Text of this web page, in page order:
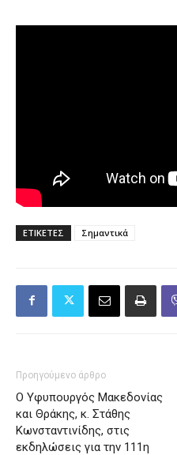
ΕΤΙΚΕΤΕΣ Σημαντικά
Προηγούμενο άρθρο
Ο Υφυπουργός Μακεδονίας
και Θράκης, κ. Στάθης
Κωνσταντινίδης, στις
εκδηλώσεις για την 111η